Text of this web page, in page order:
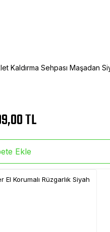
Kaldırma Sehpası Maşadan
TL
Ekle